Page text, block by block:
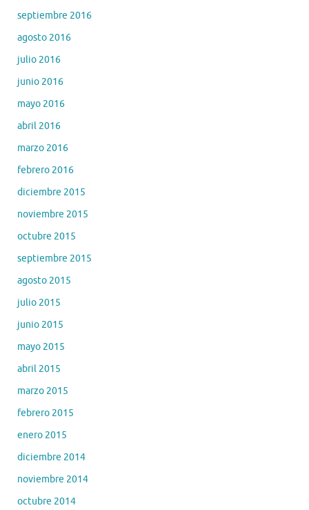
septiembre 2016
agosto 2016
julio 2016
junio 2016
mayo 2016
abril 2016
marzo 2016
febrero 2016
diciembre 2015
noviembre 2015
octubre 2015
septiembre 2015
agosto 2015
julio 2015
junio 2015
mayo 2015
abril 2015
marzo 2015
febrero 2015
enero 2015
diciembre 2014
noviembre 2014
octubre 2014